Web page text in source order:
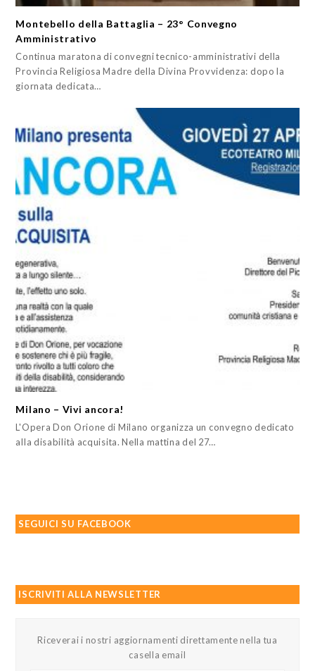
Montebello della Battaglia – 23° Convegno
Amministrativo
Continua maratona di convegni tecnico-amministrativi della
Provincia Religiosa Madre della Divina Provvidenza: dopo la
giornata dedicata…
Milano – Vivi ancora!
L'Opera Don Orione di Milano organizza un convegno dedicato
alla disabilità acquisita. Nella mattina del 27…
SEGUICI SU FACEBOOK
ISCRIVITI ALLA NEWSLETTER
Riceverai i nostri aggiornamenti direttamente nella tua
casella email